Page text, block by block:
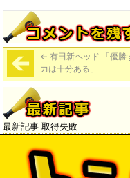
← 有田新ヘッド 「優勝
力は十分ある」
最新記事 取得失敗